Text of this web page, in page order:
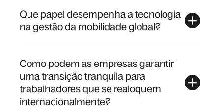
Que papel desempenha a tecnologia
na gestão da mobilidade global?
Como podem as empresas garantir
uma transição tranquila para
trabalhadores que se realoquem
internacionalmente?